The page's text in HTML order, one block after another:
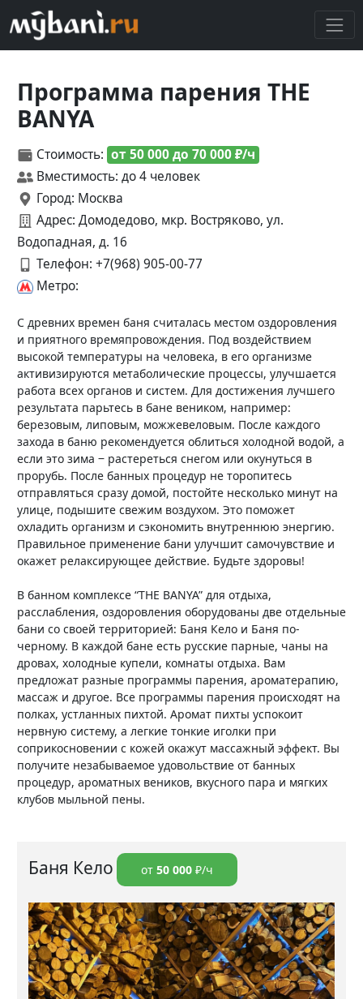
Программа парения THE
BANYA
Стоимость: от 50 000 до 70 000 ₽/ч
Вместимость: до 4 человек
Город: Москва
Адрес: Домодедово, мкр. Востряково, ул.
Водопадная, д. 16
Телефон: +7(968) 905-00-77
Метро:
С древних времен баня считалась местом оздоровления
и приятного времяпровождения. Под воздействием
высокой температуры на человека, в его организме
активизируются метаболические процессы, улучшается
работа всех органов и систем. Для достижения лучшего
результата парьтесь в бане веником, например:
березовым, липовым, можжевеловым. После каждого
захода в баню рекомендуется облиться холодной водой, а
если это зима ‒ растереться снегом или окунуться в
прорубь. После банных процедур не торопитесь
отправляться сразу домой, постойте несколько минут на
улице, подышите свежим воздухом. Это поможет
охладить организм и сэкономить внутреннюю энергию.
Правильное применение бани улучшит самочувствие и
окажет релаксирующее действие. Будьте здоровы!
В банном комплексе “THE BANYA” для отдыха,
расслабления, оздоровления оборудованы две отдельные
бани со своей территорией: Баня Кело и Баня по-
черному. В каждой бане есть русские парные, чаны на
дровах, холодные купели, комнаты отдыха. Вам
предложат разные программы парения, ароматерапию,
массаж и другое. Все программы парения происходят на
полках, устланных пихтой. Аромат пихты успокоит
нервную систему, а легкие тонкие иголки при
соприкосновении с кожей окажут массажный эффект. Вы
получите незабываемое удовольствие от банных
процедур, ароматных веников, вкусного пара и мягких
клубов мыльной пены.
Баня Кело от 50 000 ₽/ч